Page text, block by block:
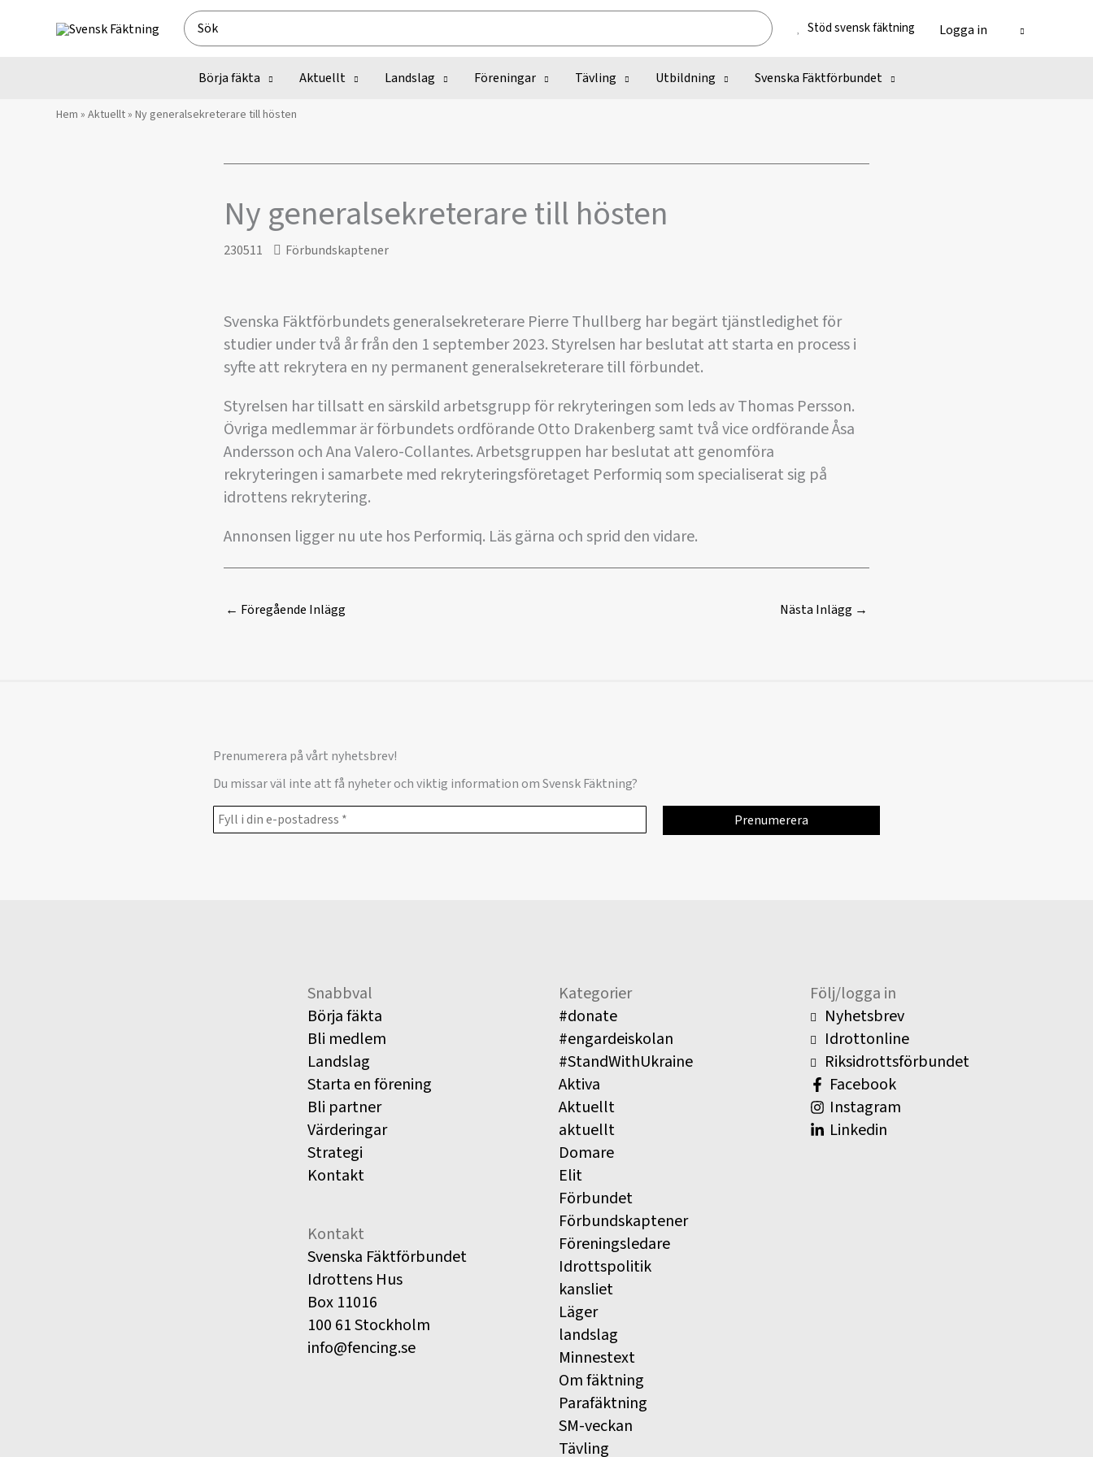
Search
for:
Stöd svensk fäktning Logga in
Börja fäkta Aktuellt Landslag Föreningar Tävling Utbildning Svenska Fäktförbundet
Hem » Aktuellt» Ny generalsekreterare till hösten
Ny generalsekreterare till hösten
230511 Förbundskaptener
Svenska Fäktförbundets generalsekreterare Pierre Thullberg har begärt tjänstledighet för
studier under två år från den 1 september 2023. Styrelsen har beslutat att starta en process i
syfte att rekrytera en ny permanent generalsekreterare till förbundet.
Styrelsen har tillsatt en särskild arbetsgrupp för rekryteringen som leds av Thomas Persson.
Övriga medlemmar är förbundets ordförande Otto Drakenberg samt två vice ordförande Åsa
Andersson och Ana Valero-Collantes. Arbetsgruppen har beslutat att genomföra
rekryteringen i samarbete med rekryteringsföretaget Performiq som specialiserat sig på
idrottens rekrytering.
Annonsen ligger nu ute hos Performiq. Läs gärna och sprid den vidare.
← Föregående Inlägg Nästa Inlägg →
Prenumerera på vårt nyhetsbrev!
Du missar väl inte att få nyheter och viktig information om Svensk Fäktning?
Snabbval
Börja fäkta
Bli medlem
Landslag
Starta en förening
Bli partner
Värderingar
Strategi
Kontakt
Kontakt
Svenska Fäktförbundet
Idrottens Hus
Box 11016
100 61 Stockholm
info@fencing.se
Kategorier
#donate
#engardeiskolan
#StandWithUkraine
Aktiva
Aktuellt
aktuellt
Domare
Elit
Förbundet
Förbundskaptener
Föreningsledare
Idrottspolitik
kansliet
Läger
landslag
Minnestext
Om fäktning
Parafäktning
SM-veckan
Tävling
Följ/logga in
Nyhetsbrev
Idrottonline
Riksidrottsförbundet
Facebook
Instagram
Linkedin